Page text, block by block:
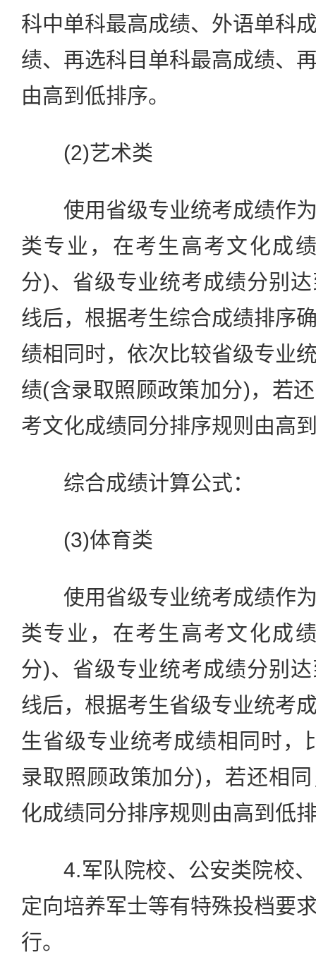
科中单科最高成绩、外语单科
绩、再选科目单科最高成绩、
由高到低排序。
(2)艺术类
使用省级专业统考成绩作为
类专业，在考生高考文化成
分)、省级专业统考成绩分别
线后，根据考生综合成绩排序
绩相同时，依次比较省级专业
绩(含录取照顾政策加分)，若
考文化成绩同分排序规则由高
综合成绩计算公式：
(3)体育类
使用省级专业统考成绩作为
类专业，在考生高考文化成
分)、省级专业统考成绩分别
线后，根据考生省级专业统考
生省级专业统考成绩相同时，
录取照顾政策加分)，若还相
化成绩同分排序规则由高到低
4.军队院校、公安类院校、
定向培养军士等有特殊投档要
行。